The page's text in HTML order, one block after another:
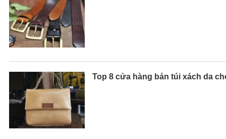
Top 8 cửa hàng bán túi xách da